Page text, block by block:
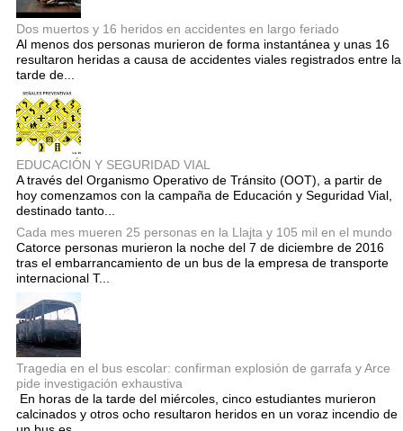
Dos muertos y 16 heridos en accidentes en largo feriado
Al menos dos personas murieron de forma instantánea y unas 16
resultaron heridas a causa de accidentes viales registrados entre la
tarde de...
EDUCACIÓN Y SEGURIDAD VIAL
A través del Organismo Operativo de Tránsito (OOT), a partir de
hoy comenzamos con la campaña de Educación y Seguridad Vial,
destinado tanto...
Cada mes mueren 25 personas en la Llajta y 105 mil en el mundo
Catorce personas murieron la noche del 7 de diciembre de 2016
tras el embarrancamiento de un bus de la empresa de transporte
internacional T...
Tragedia en el bus escolar: confirman explosión de garrafa y Arce
pide investigación exhaustiva
En horas de la tarde del miércoles, cinco estudiantes murieron
calcinados y otros ocho resultaron heridos en un voraz incendio de